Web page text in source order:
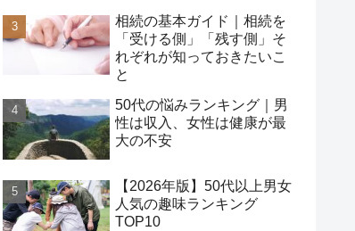
相続の基本ガイド｜相続を
「受ける側」「残す側」そ
れぞれが知っておきたいこ
と
50代の悩みランキング｜男
性は収入、女性は健康が最
大の不安
【2026年版】50代以上男女
人気の趣味ランキング
TOP10